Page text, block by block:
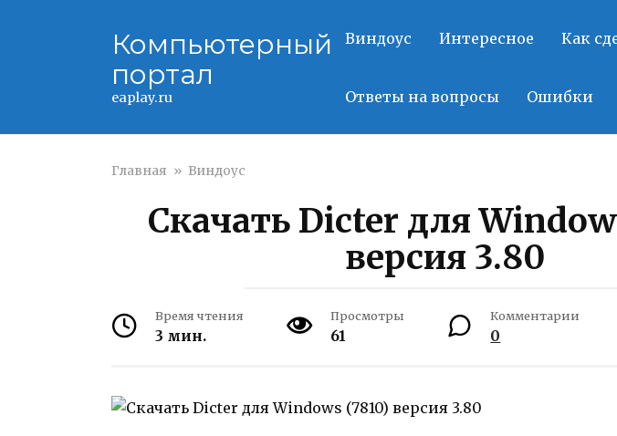
Компьютерный
портал
eaplay.ru
Виндоус Интересное Как
Ответы на вопросы Ошибки
Главная » Виндоус
Скачать Dicter для
версия 3.80
Время чтения
3 мин.
Просмотры
61
Комментарии
0